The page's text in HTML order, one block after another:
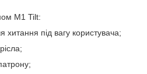
M1 Tilt:
хитання під вагу користувача;